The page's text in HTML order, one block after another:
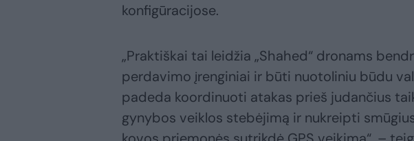
konfigūracijose.
„Praktiškai tai leidžia „Shahed“ dronams
perdavimo įrenginiai ir būti nuotoliniu būdu
padeda koordinuoti atakas prieš judančius
gynybos veiklos stebėjimą ir nukreipti